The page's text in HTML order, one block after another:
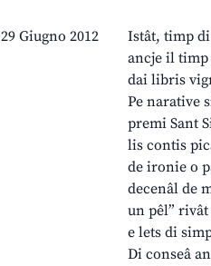
29 Giugno 2012
Istât, timp di
ancje il
dai libris
Pe narative
premi Sant
lis contis
de ironie o
decenâl de
un pêl”
e lets di
Di conseâ